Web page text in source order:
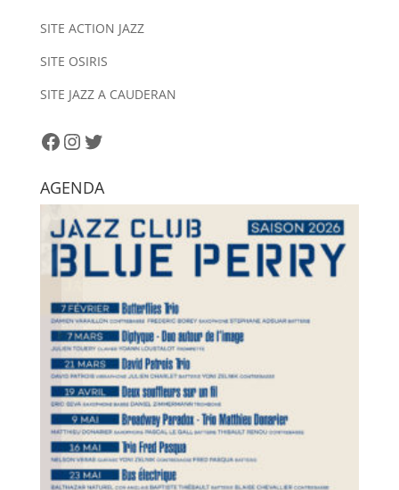
n
t
i
:
SITE ACTION JAZZ
SITE OSIRIS
SITE JAZZ A CAUDERAN
Facebook
Instagram
Twitter
AGENDA